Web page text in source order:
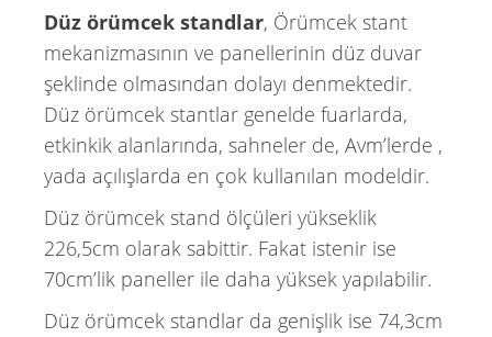
Düz örümcek standlar, Örümcek stant
mekanizmasının ve panellerinin düz duvar
şeklinde olmasından dolayı denmektedir.
Düz örümcek stantlar genelde fuarlarda,
etkinkik alanlarında, sahneler de, Avm’lerde ,
yada açılışlarda en çok kullanılan modeldir.
Düz örümcek stand ölçüleri yükseklik
226,5cm olarak sabittir. Fakat istenir ise
70cm’lik paneller ile daha yüksek yapılabilir.
Düz örümcek standlar da genişlik ise 74,3cm